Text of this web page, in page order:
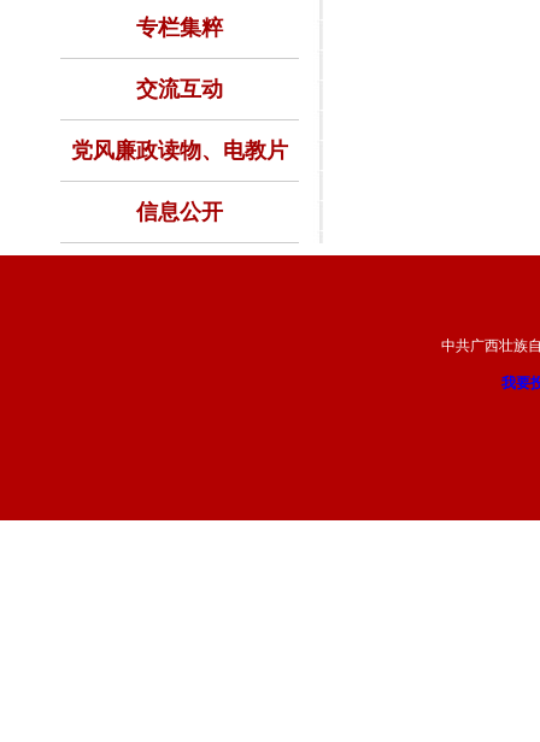
专栏集粹
交流互动
党风廉政读物、电教片
信息公开
中共广西壮族
我要